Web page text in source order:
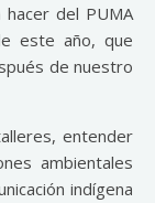
hacer del PUMA
este año, que
de nuestro
entender
ambientales
indígena